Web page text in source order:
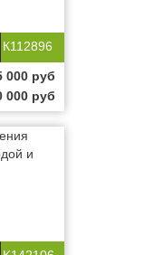
К112896
000 руб
000 руб